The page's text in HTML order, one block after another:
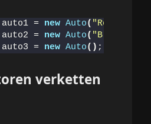
= new Auto( "Rot"
= new Auto( "Blau"
= new Auto()
verketten